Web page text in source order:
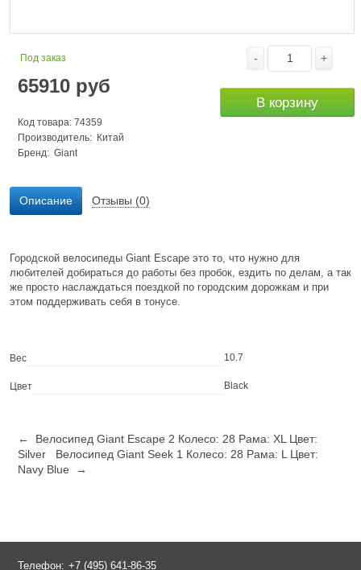
Под заказ
65910 руб
Код товара: 74359
Производитель: Китай
Бренд: Giant
- +
В корзину
Описание Отзывы (0)
Городской велосипеды Giant Escape это то, что нужно для
любителей добираться до работы без пробок, ездить по делам, а так
же просто наслаждаться поездкой по городским дорожкам и при
этом поддерживать себя в тонусе.
Вес 10.7
Цвет Black
← Велосипед Giant Escape 2 Колесо: 28 Рама: XL Цвет:
Silver
Велосипед Giant Seek 1 Колесо: 28 Рама: L Цвет:
Navy Blue →
Телефон: +7 (495) 641-86-35